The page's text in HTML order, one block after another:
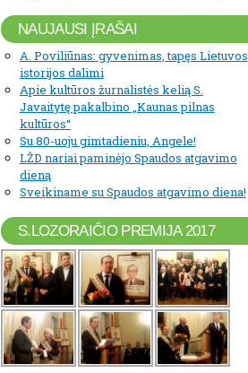
NAUJAUSI ĮRAŠAI
A. Poviliūnas: gyvenimas, tapęs Lietuvos
istorijos dalimi
Apie kultūros žurnalistės kelią S.
Javaitytę pakalbino „Kaunas pilnas
kultūros“
Su 80-uoju gimtadieniu, Angele!
LŽD nariai paminėjo Spaudos atgavimo
dieną
Sveikiname su Spaudos atgavimo diena!
S.LOZORAIČIO PREMIJA 2017